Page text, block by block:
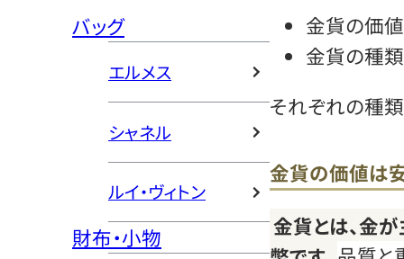
バッグ
エルメス
シャネル
ルイ・ヴィトン
財布・小物
金貨の価
金貨の種
それぞれの種類
金貨の価値は
金貨とは、金